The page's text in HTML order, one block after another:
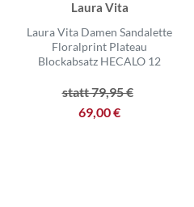
Laura Vita
Laura Vita Damen Sandalette
Floralprint Plateau
Blockabsatz HECALO 12
statt 79,95 €
69,00 €